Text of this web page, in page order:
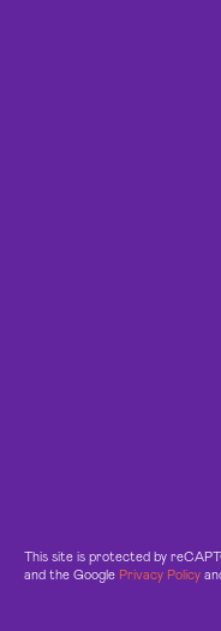
This site is protected by
and the Google Privacy Policy